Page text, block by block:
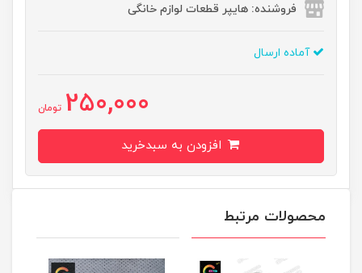
فروشنده: هایپر قطعات لوازم خانگی
آماده ارسال
250,000 تومان
محصولات مرتبط